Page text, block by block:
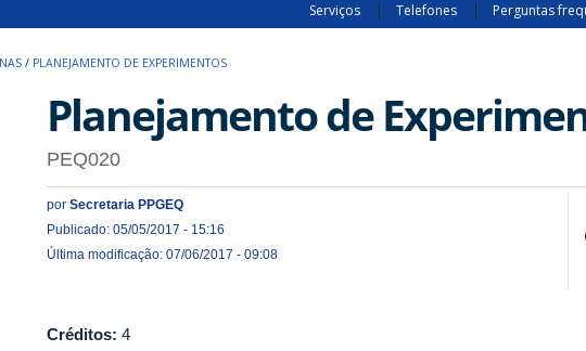
Serviços Telefones Perguntas
/ PLANEJAMENTO DE EXPERIMENTOS
Planejamento de
PEQ020
por Secretaria PPGEQ
Publicado: 05/05/2017 - 15:16
Última modificação: 07/06/2017 - 09:08
Créditos: 4